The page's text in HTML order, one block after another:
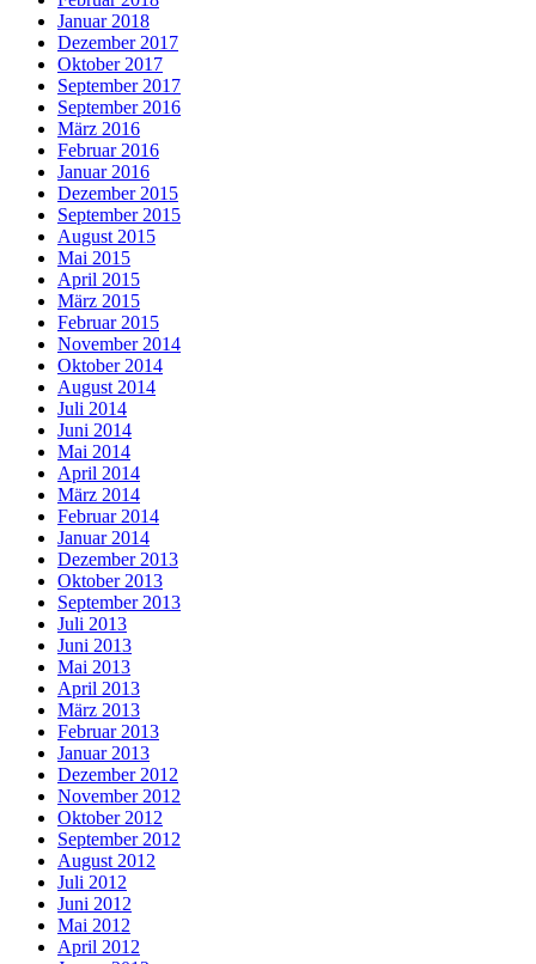
Januar 2018
Dezember 2017
Oktober 2017
September 2017
September 2016
März 2016
Februar 2016
Januar 2016
Dezember 2015
September 2015
August 2015
Mai 2015
April 2015
März 2015
Februar 2015
November 2014
Oktober 2014
August 2014
Juli 2014
Juni 2014
Mai 2014
April 2014
März 2014
Februar 2014
Januar 2014
Dezember 2013
Oktober 2013
September 2013
Juli 2013
Juni 2013
Mai 2013
April 2013
März 2013
Februar 2013
Januar 2013
Dezember 2012
November 2012
Oktober 2012
September 2012
August 2012
Juli 2012
Juni 2012
Mai 2012
April 2012